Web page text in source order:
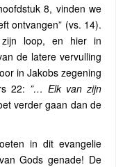
8, vinden we
ontvangen” (vs. 14).
zijn loop, en hier in
de latere vervulling
in Jakobs zegening
22: ”… Elk van zijn
verder gaan dan de
in dit evangelie
Gods genade! De